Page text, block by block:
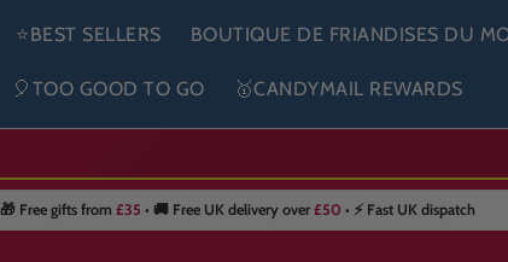
⭐BEST SELLERS BOUTIQUE DE FRIANDISES DU
🎈TOO GOOD TO GO 🥇CANDYMAIL REWARDS
🎁 Free gifts from £35 • 🚚 Free UK delivery over £50 • ⚡ Fast UK dispatch